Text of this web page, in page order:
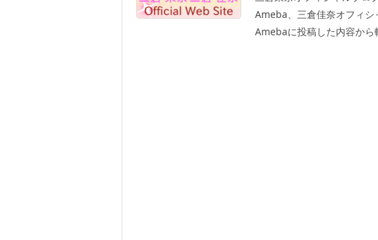
Ameba、三倉佳奈オフィ
Amebaに投稿した内容か